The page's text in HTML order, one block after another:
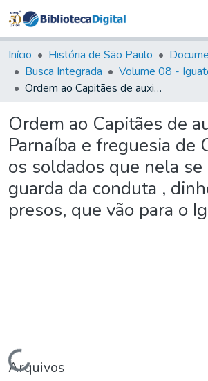
&
Coleções
Tudo na
Biblioteca
Estatísticas
Início História de São Paulo
Busca Integrada
Ordem ao Capitães de auxiliares de Parnaíba e freguesia de Cutia darem os soldados que nela se diz para guarda da conduta , dinheiro, e presos, que vão para o Iguatemi
Ordem ao Capitães de
Parnaíba e freguesia de
os soldados que nela se
guarda da conduta ,
presos, que vão para o
Carregando...
Arquivos